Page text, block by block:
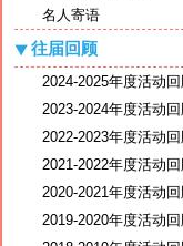
名人寄语
往届回顾
2024-2025年度活动
2023-2024年度活动
2022-2023年度活动
2021-2022年度活动
2020-2021年度活动
2019-2020年度活动